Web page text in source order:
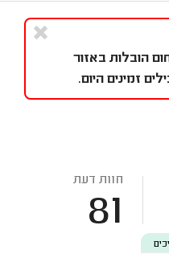
הובלות באזור
זמינים היום.
חוות דעת
81